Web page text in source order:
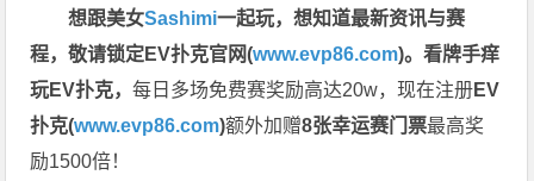
想跟美女Sashimi一起玩，想知道最新资讯与赛
程，敬请锁定EV扑克官网(www.evp86.com)。看牌手痒
玩EV扑克，每日多场免费赛奖励高达20w，现在注册EV
扑克(www.evp86.com)额外加赠8张幸运赛门票最高奖
励1500倍！